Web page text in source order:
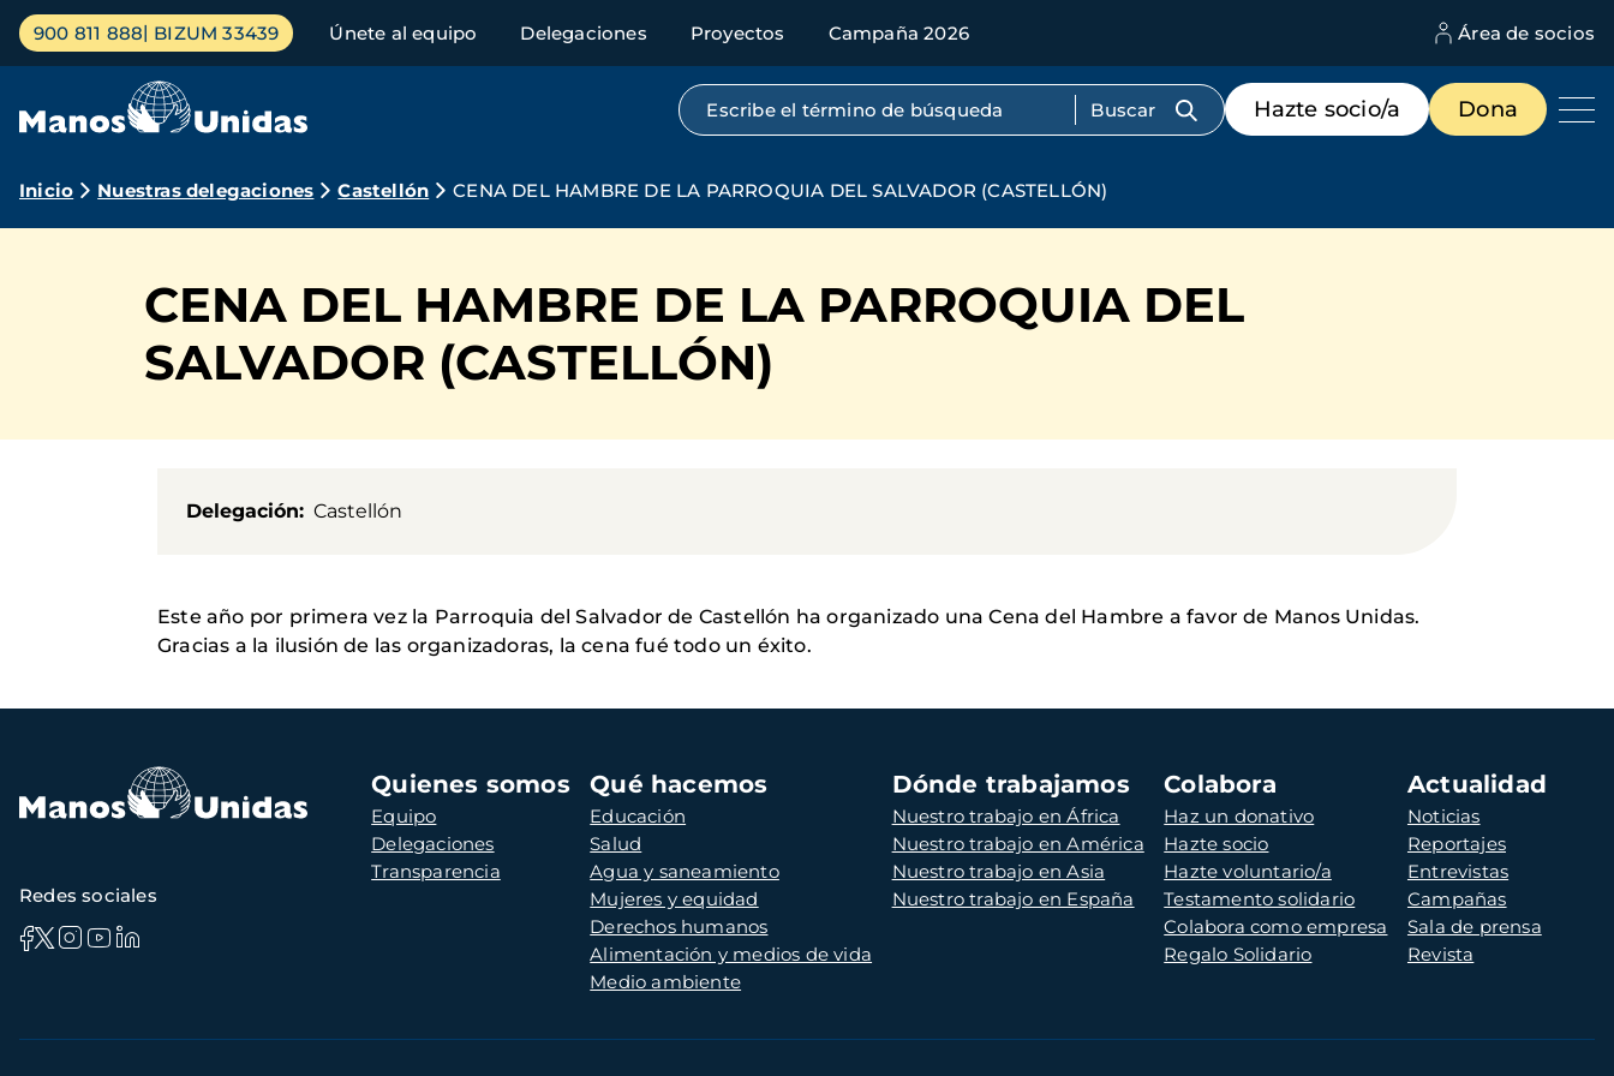
Pasar
contenido
Menú
principal
900 811 888 BIZUM 33439 Únete al equipo Delegaciones Proyectos Campaña 2026 Área de socios
Búsqueda por texto completo
Menú
de
destacados
Hazte socio/a Dona
Ruta
navegación
Inicio Nuestras delegaciones Castellón CENA DEL HAMBRE DE LA PARROQUIA DEL SALVADOR (CASTELLÓN)
CENA DEL HAMBRE DE LA PARROQUIA DEL
SALVADOR (CASTELLÓN)
Delegación Castellón
Este año por primera vez la Parroquia del Salvador de Castellón ha organizado una Cena del Hambre a favor de Manos Unidas.
Gracias a la ilusión de las organizadoras, la cena fué todo un éxito.
Navegación
principal
Quienes somos
Equipo
Delegaciones
Transparencia
Qué hacemos
Educación
Salud
Agua y saneamiento
Mujeres y equidad
Derechos humanos
Alimentación y medios de vida
Medio ambiente
Dónde trabajamos
Nuestro trabajo en África
Nuestro trabajo en América
Nuestro trabajo en Asia
Nuestro trabajo en España
Colabora
Haz un donativo
Hazte socio
Hazte voluntario/a
Testamento solidario
Colabora como empresa
Regalo Solidario
Actualidad
Noticias
Reportajes
Entrevistas
Campañas
Sala de prensa
Revista
Redes sociales